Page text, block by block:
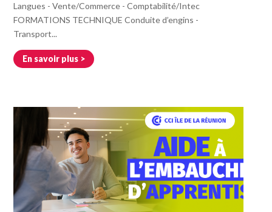
Langues - Vente/Commerce - Comptabilité/Intec
FORMATIONS TECHNIQUE Conduite d’engins -
Transport...
En savoir plus